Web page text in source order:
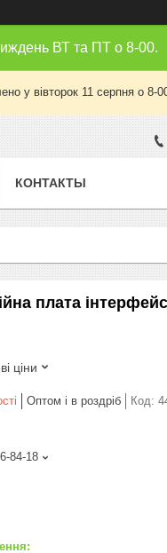
ВТ та ПТ о 8-00.
у вівторок 11 серпня о 8-
КОНТАКТЫ
плата
ціни
Оптом і в роздріб Код:
84-18